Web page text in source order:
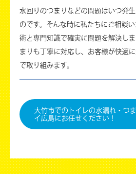
水回りのつまりなどの問題はいつ発
のです。そんな時に私たちにご相談
術と専門知識で確実に問題を解決し
まりも丁寧に対応し、お客様が快適
で取り組みます。
⼤⽵市でのトイレの水漏れ・つ
イ広島にお任せください！